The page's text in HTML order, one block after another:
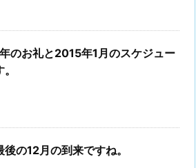
のお礼と2015年1月のスケジュー
後の12月の到来ですね。